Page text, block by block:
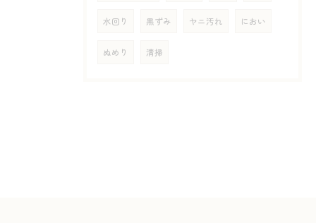
水回り 黒ずみ ヤニ汚れ におい
ぬめり 清掃